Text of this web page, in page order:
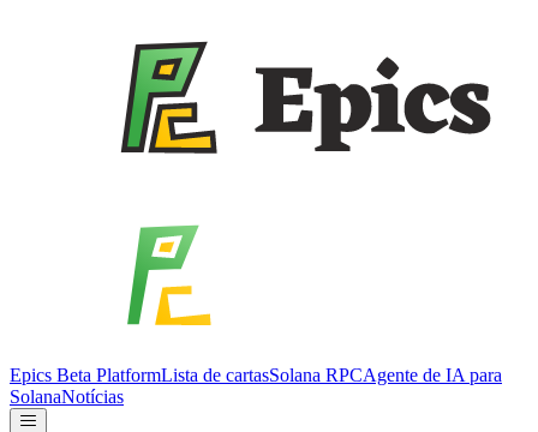
Epics Beta PlatformLista de cartasSolana RPCAgente de IA para
SolanaNotícias